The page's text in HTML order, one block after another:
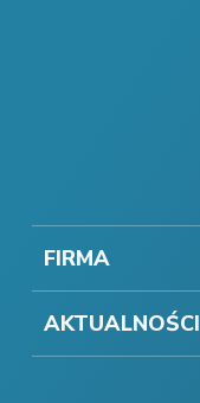
FIRMA
AKTUALNOŚCI